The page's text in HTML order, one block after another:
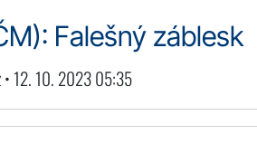
Falešný záblesk
12. 10. 2023 05:35